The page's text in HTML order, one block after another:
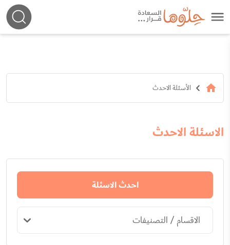
الأسئلة الاحدث
الاسئلة الاحدث
احدث الاسئلة
الاقسام / التصنيفات